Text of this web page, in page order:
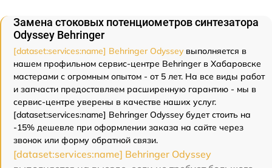
Замена стоковых потенциометров синтезатора
Odyssey Behringer
[dataset:services:name] Behringer Odysseyвыполняется в
нашем профильном сервис-центре Behringer в Хабаровске
мастерами с огромным опытом - от 5 лет. На все виды работ
и запчасти предоставляем расширенную гарантию - мы в
сервис-центре уверены в качестве наших услуг.
[dataset:services:name] Behringer Odyssey будет стоить на
-15% дешевле при оформлении заказа на сайте через
звонок или форму обратной связи.
[dataset:services:name] Behringer Odyssey